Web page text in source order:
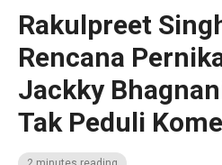
Rakulpreet
Rencana
Jackky
Tak Peduli